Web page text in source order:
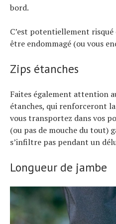
bord.
C’est potentiellement
être endommagé (ou vous
Zips étanches
Faites également attention
étanches, qui renforceront
vous transportez dans vos
(ou pas de mouche du tout)
s’infiltre pas pendant un
Longueur de jambe